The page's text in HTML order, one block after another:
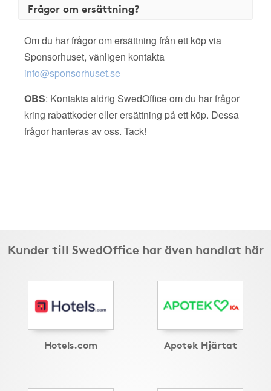
Frågor om ersättning?
Om du har frågor om ersättning från ett köp via
Sponsorhuset, vänligen kontakta
info@sponsorhuset.se
OBS: Kontakta aldrig SwedOffice om du har frågor
kring rabattkoder eller ersättning på ett köp. Dessa
frågor hanteras av oss. Tack!
Kunder till SwedOffice har även handlat här
Hotels.com Apotek Hjärtat